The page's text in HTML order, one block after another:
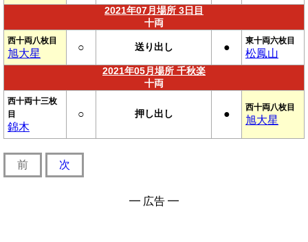
2021年07月場所 3日目
十両
西十両八枚目
旭大星
○ 送り出し ●
東十両六枚目
松鳳山
2021年05月場所 千秋楽
十両
西十両十三枚
目
錦木
○ 押し出し ●
西十両八枚目
旭大星
前 次
━ 広告 ━